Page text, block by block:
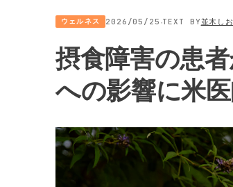
ウェルネス 2026/05/25 ·TEXT BY並木し
摂食障害の患
への影響に米